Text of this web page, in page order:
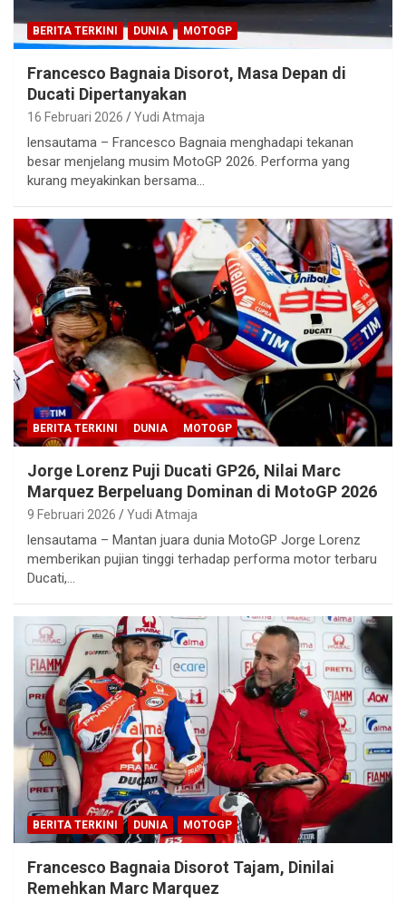
BERITA TERKINI DUNIA MOTOGP
Francesco Bagnaia Disorot, Masa Depan di
Ducati Dipertanyakan
16 Februari 2026 Yudi Atmaja
lensautama – Francesco Bagnaia menghadapi tekanan
besar menjelang musim MotoGP 2026. Performa yang
kurang meyakinkan bersama…
BERITA TERKINI DUNIA MOTOGP
Jorge Lorenz Puji Ducati GP26, Nilai Marc
Marquez Berpeluang Dominan di MotoGP 2026
9 Februari 2026 Yudi Atmaja
lensautama – Mantan juara dunia MotoGP Jorge Lorenz
memberikan pujian tinggi terhadap performa motor terbaru
Ducati,…
BERITA TERKINI DUNIA MOTOGP
Francesco Bagnaia Disorot Tajam, Dinilai
Remehkan Marc Marquez